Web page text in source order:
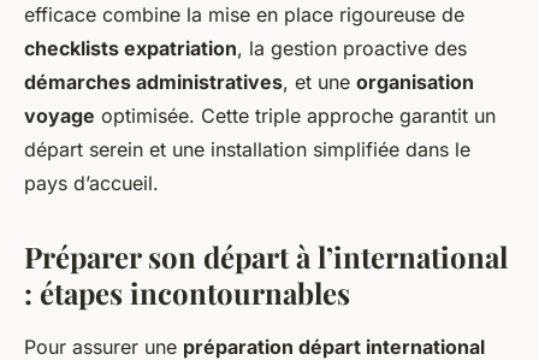
efficace combine la mise en place rigoureuse de
checklists expatriation, la gestion proactive des
démarches administratives, et une organisation
voyage optimisée. Cette triple approche garantit un
départ serein et une installation simplifiée dans le
pays d’accueil.
Préparer son départ à l’international
: étapes incontournables
Pour assurer une préparation départ international